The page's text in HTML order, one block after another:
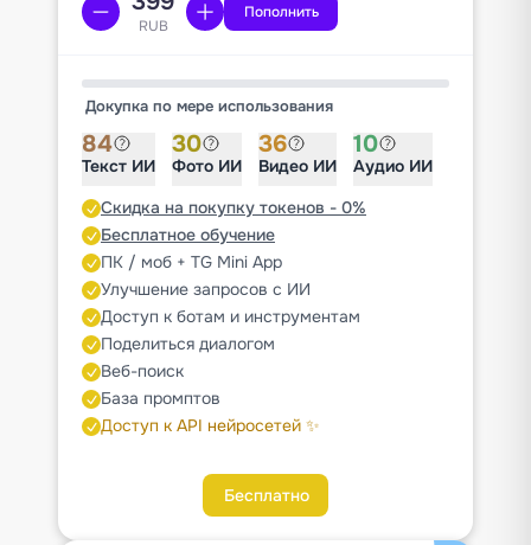
RUB
Пополнить
Докупка по мере использования
84
Текст ИИ
30
Фото ИИ
36
Видео ИИ
10
Аудио ИИ
Скидка на покупку токенов - 0%
Бесплатное обучение
ПК / моб + TG Mini App
Улучшение запросов с ИИ
Доступ к ботам и инструментам
Поделиться диалогом
Веб-поиск
База промптов
Доступ к API нейросетей ✨
Бесплатно